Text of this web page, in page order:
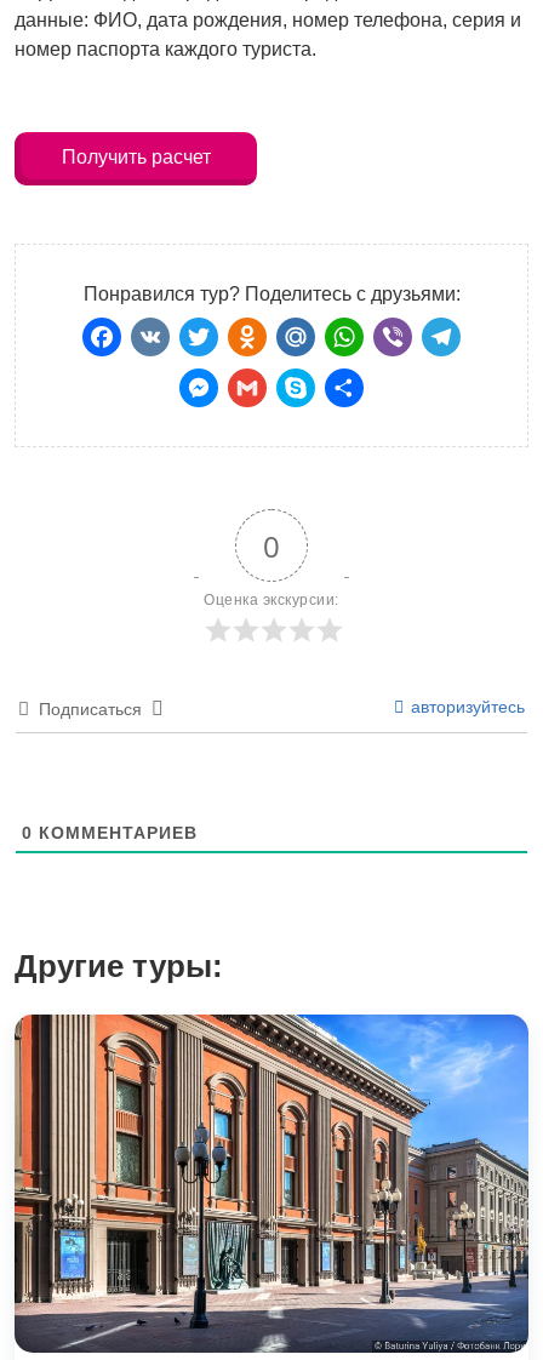
данные: ФИО, дата рождения, номер телефона, серия и
номер паспорта каждого туриста.
Получить расчет
Понравился тур? Поделитесь с друзьями:
Facebook
VKTwitter
Odnoklassniki
Mail.Ru
WhatsApp
Отправить
0
Оценка экскурсии:
Подписаться авторизуйтесь
0 КОММЕНТАРИЕВ
Другие туры: